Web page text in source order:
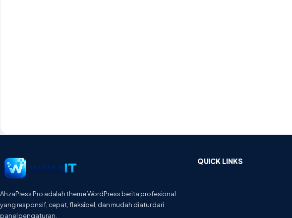
AhzaPress Pro adalah theme WordPress berita profesional
yang responsif, cepat, fleksibel, dan mudah diatur dari
panel pengaturan.
QUICK LINKS